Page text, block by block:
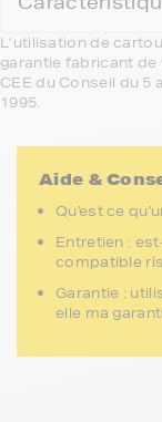
L’utilisation de
garantie fabricant
CEE du Conseil du 5
1995.
Aide &
Qu'est ce
Entretien :
compatible
Garantie :
elle ma